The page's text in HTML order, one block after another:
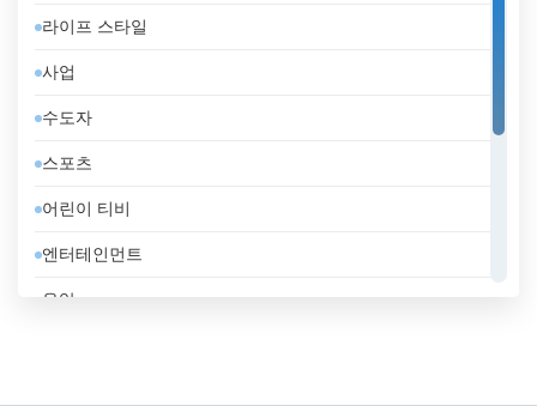
도미니카 공화국
독일
라트비아
러시아
레바논
루마니아
라이프 스타일
사업
수도자
스포츠
어린이 티비
엔터테인먼트
음악